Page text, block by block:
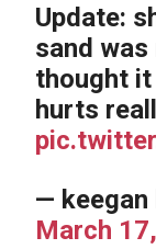
Update:
sand
thought it
hurts
— keegan
March